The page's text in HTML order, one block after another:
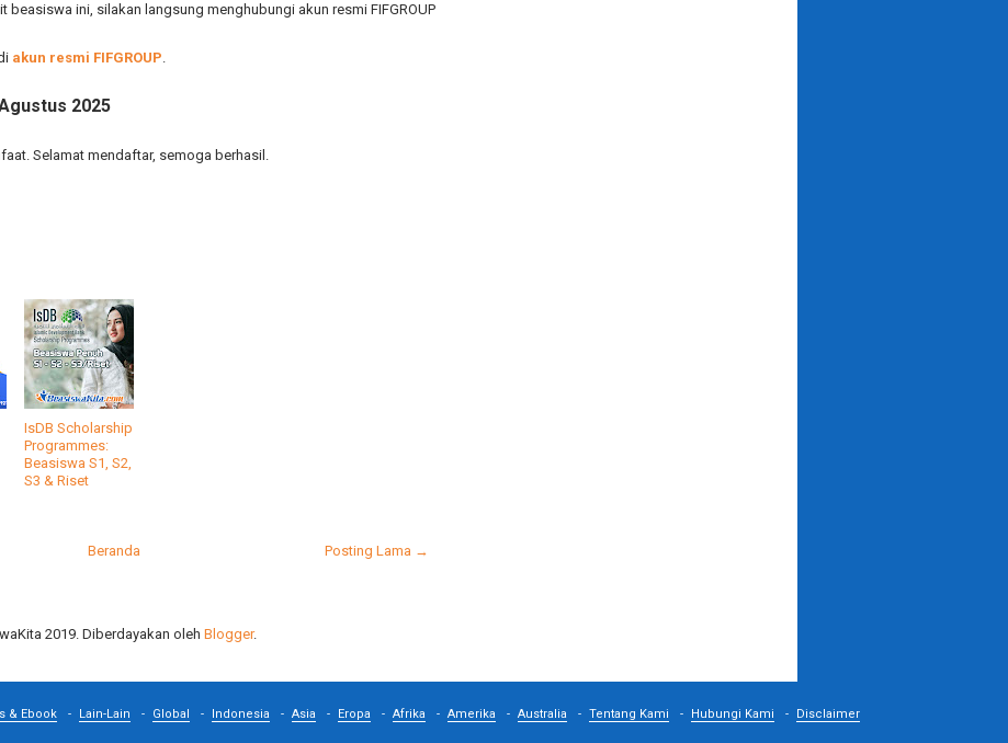
beasiswa ini, silakan langsung menghubungi akun resmi FIFGROUP
akun resmi FIFGROUP.
2025
Selamat mendaftar, semoga berhasil.
IsDB Scholarship
Programmes:
Beasiswa S1, S2,
S3 & Riset
Posting Lama →
Beranda
2019. Diberdayakan oleh Blogger.
& Ebook Lain-Lain Global Indonesia Asia Eropa Afrika Amerika Australia Tentang Kami Hubungi Kami Disclaimer